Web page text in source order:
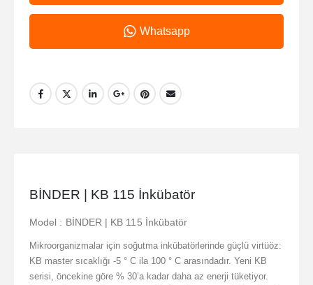
Whatsapp
BİNDER | KB 115 İnkübatör
Model : BİNDER | KB 115 İnkübatör
Mikroorganizmalar için soğutma inkübatörlerinde güçlü virtüöz:
KB master sıcaklığı -5 ° C ila 100 ° C arasındadır. Yeni KB
serisi, öncekine göre % 30’a kadar daha az enerji tüketiyor.